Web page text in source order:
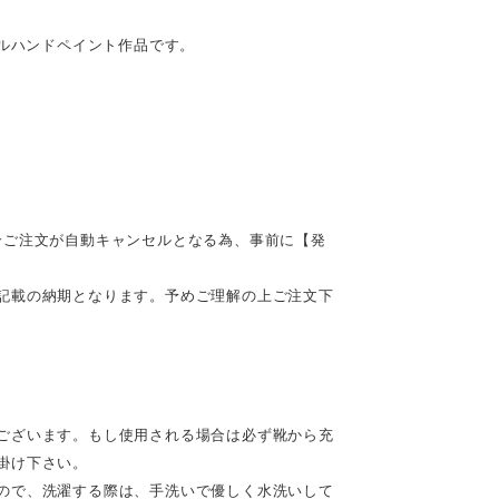
ンドペイント作品です。
注文が自動キャンセルとなる為、事前に【発
載の納期となります。予めご理解の上ご注文下
ざいます。もし使用される場合は必ず靴から充
下さい。
、洗濯する際は、手洗いで優しく水洗いして